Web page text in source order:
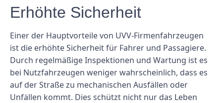
Erhöhte Sicherheit
Einer der Hauptvorteile von UVV-Firmenfahrzeugen
ist die erhöhte Sicherheit für Fahrer und Passagiere.
Durch regelmäßige Inspektionen und Wartung ist es
bei Nutzfahrzeugen weniger wahrscheinlich, dass es
auf der Straße zu mechanischen Ausfällen oder
Unfällen kommt. Dies schützt nicht nur das Leben